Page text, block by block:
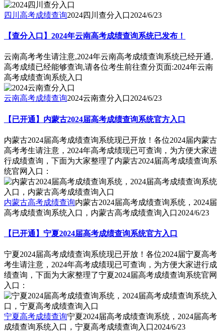
四川高考成绩查询2024四川查分入口2024/6/23
【查分入口】2024年云南高考成绩查询系统已发布！
云南高考考生请注意,2024年云南高考成绩查询系统已经开通,
高考成绩已经能够查询,请各位考生前往查分页面:2024年云南
高考成绩查询系统入口
云南高考成绩查询2024云南查分入口2024/6/23
【已开通】内蒙古2024届高考成绩查询系统官方入口
内蒙古2024届高考成绩查询系统现已开放！各位2024届内蒙古
高考考生请注意，2024年高考成绩现已可查询，为方便大家进
行成绩查询，下面为大家整理了内蒙古2024届高考成绩查询系
统官网入口：
内蒙古高考成绩查询内蒙古2024届高考成绩查询系统，2024届
高考成绩查询系统入口，内蒙古高考成绩查询入口2024/6/23
【已开通】宁夏2024届高考成绩查询系统官方入口
宁夏2024届高考成绩查询系统现已开放！各位2024届宁夏高考
考生请注意，2024年高考成绩现已可查询，为方便大家进行成
绩查询，下面为大家整理了宁夏2024届高考成绩查询系统官网
入口：
宁夏高考成绩查询宁夏2024届高考成绩查询系统，2024届高考
成绩查询系统入口，宁夏高考成绩查询入口2024/6/23